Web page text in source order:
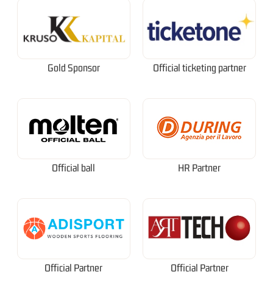
Gold Sponsor Official ticketing partner
Official ball HR Partner
Official Partner Official Partner